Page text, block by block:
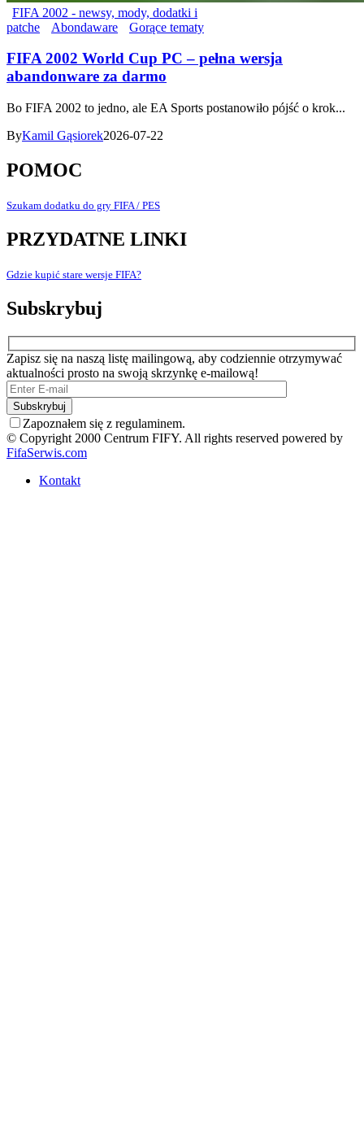
FIFA 2002 - newsy, mody, dodatki i
patche
Abondaware Gorące tematy
FIFA 2002 World Cup PC – pełna wersja
abandonware za darmo
Bo FIFA 2002 to jedno, ale EA Sports postanowiło pójść o krok...
ByKamil Gąsiorek2026-07-22
POMOC
Szukam dodatku do gry FIFA / PES
PRZYDATNE LINKI
Gdzie kupić stare wersje FIFA?
Subskrybuj
Zapisz się na naszą listę mailingową, aby codziennie otrzymywać
aktualności prosto na swoją skrzynkę e-mailową!
Zapoznałem się z regulaminem.
© Copyright 2000 Centrum FIFY. All rights reserved powered by
FifaSerwis.com
Kontakt